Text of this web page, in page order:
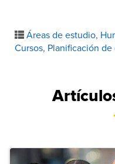
Áreas de estudio,
Cursos, Planificación